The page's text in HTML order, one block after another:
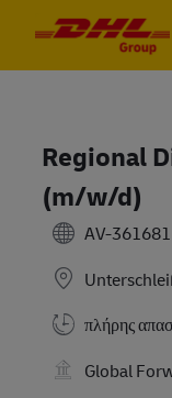
Regional
(m/w/d)
AV-361681
πλήρης
Global